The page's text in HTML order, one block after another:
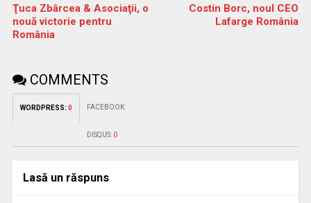
Ţuca Zbârcea & Asociaţii, o
nouă victorie pentru
România
Costin Borc, noul CEO
Lafarge România
COMMENTS
WORDPRESS: 0 FACEBOOK:
DISQUS: 0
Lasă un răspuns